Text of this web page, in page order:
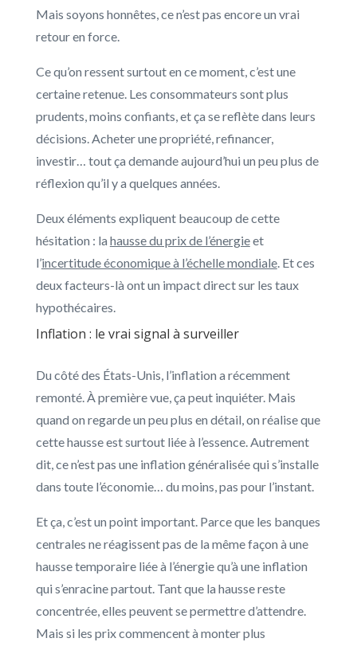
Mais soyons honnêtes, ce n’est pas encore un vrai
retour en force.
Ce qu’on ressent surtout en ce moment, c’est une
certaine retenue. Les consommateurs sont plus
prudents, moins confiants, et ça se reflète dans leurs
décisions. Acheter une propriété, refinancer,
investir… tout ça demande aujourd’hui un peu plus de
réflexion qu’il y a quelques années.
Deux éléments expliquent beaucoup de cette
hésitation : la hausse du prix de l’énergieet
l’incertitude économique à l’échelle mondiale. Et ces
deux facteurs-là ont un impact direct sur les taux
hypothécaires.
Inflation : le vrai signal à surveiller
Du côté des États-Unis, l’inflation a récemment
remonté. À première vue, ça peut inquiéter. Mais
quand on regarde un peu plus en détail, on réalise que
cette hausse est surtout liée à l’essence. Autrement
dit, ce n’est pas une inflation généralisée qui s’installe
dans toute l’économie… du moins, pas pour l’instant.
Et ça, c’est un point important. Parce que les banques
centrales ne réagissent pas de la même façon à une
hausse temporaire liée à l’énergie qu’à une inflation
qui s’enracine partout. Tant que la hausse reste
concentrée, elles peuvent se permettre d’attendre.
Mais si les prix commencent à monter plus